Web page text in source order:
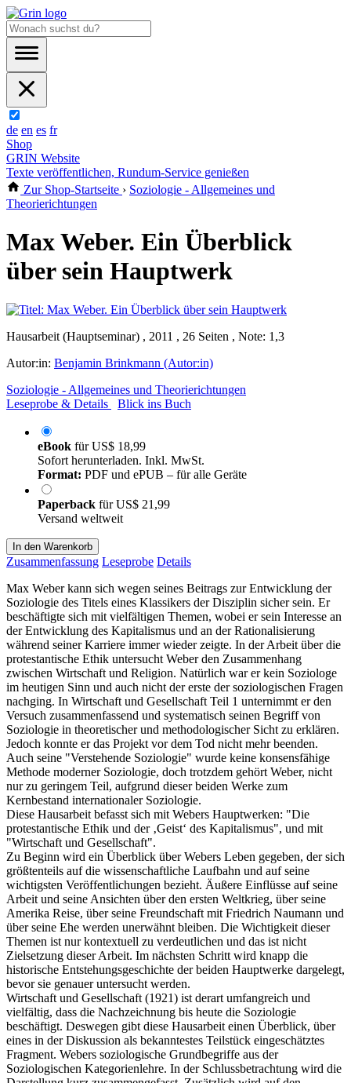
de en es fr
Shop
GRIN Website
Texte veröffentlichen, Rundum-Service genießen
Zur Shop-Startseite › Soziologie - Allgemeines und
Theorierichtungen
Max Weber. Ein Überblick
über sein Hauptwerk
Hausarbeit (Hauptseminar) , 2011 , 26 Seiten , Note: 1,3
Autor:in: Benjamin Brinkmann (Autor:in)
Soziologie - Allgemeines und Theorierichtungen
Leseprobe & Details
Blick ins Buch
eBook fürUS$ 18,99
Sofort herunterladen. Inkl. MwSt.
Format: PDF und ePUB – für alle Geräte
Paperback fürUS$ 21,99
Versand weltweit
In den Warenkorb
Zusammenfassung Leseprobe Details
Max Weber kann sich wegen seines Beitrags zur Entwicklung der
Soziologie des Titels eines Klassikers der Disziplin sicher sein. Er
beschäftigte sich mit vielfältigen Themen, wobei er sein Interesse an
der Entwicklung des Kapitalismus und an der Rationalisierung
während seiner Karriere immer wieder zeigte. In der Arbeit über die
protestantische Ethik untersucht Weber den Zusammenhang
zwischen Wirtschaft und Religion. Natürlich war er kein Soziologe
im heutigen Sinn und auch nicht der erste der soziologischen Fragen
nachging. In Wirtschaft und Gesellschaft Teil 1 unternimmt er den
Versuch zusammenfassend und systematisch seinen Begriff von
Soziologie in theoretischer und methodologischer Sicht zu erklären.
Jedoch konnte er das Projekt vor dem Tod nicht mehr beenden.
Auch seine "Verstehende Soziologie" wurde keine konsensfähige
Methode moderner Soziologie, doch trotzdem gehört Weber, nicht
nur zu geringem Teil, aufgrund dieser beiden Werke zum
Kernbestand internationaler Soziologie.
Diese Hausarbeit befasst sich mit Webers Hauptwerken: "Die
protestantische Ethik und der ‚Geist‘ des Kapitalismus", und mit
"Wirtschaft und Gesellschaft".
Zu Beginn wird ein Überblick über Webers Leben gegeben, der sich
größtenteils auf die wissenschaftliche Laufbahn und auf seine
wichtigsten Veröffentlichungen bezieht. Äußere Einflüsse auf seine
Arbeit und seine Ansichten über den ersten Weltkrieg, über seine
Amerika Reise, über seine Freundschaft mit Friedrich Naumann und
über seine Ehe werden unerwähnt bleiben. Die Wichtigkeit dieser
Themen ist nur kontextuell zu verdeutlichen und das ist nicht
Zielsetzung dieser Arbeit. Im nächsten Schritt wird knapp die
historische Entstehungsgeschichte der beiden Hauptwerke dargelegt,
bevor sie genauer untersucht werden.
Wirtschaft und Gesellschaft (1921) ist derart umfangreich und
vielfältig, dass die Nachzeichnung bis heute die Soziologie
beschäftigt. Deswegen gibt diese Hausarbeit einen Überblick, über
eines in der Diskussion als bekanntestes Teilstück eingeschätztes
Fragment. Webers soziologische Grundbegriffe aus der
Soziologischen Kategorienlehre. In der Schlussbetrachtung wird die